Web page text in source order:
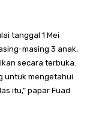
tanggal 1 Mei
masing 3 anak,
secara terbuka.
untuk mengetahui
itu,” papar Fuad